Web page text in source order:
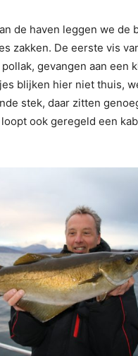
de haven leggen we de
zakken. De eerste vis
gevangen aan een
blijken hier niet thuis,
stek, daar zitten
ook geregeld een